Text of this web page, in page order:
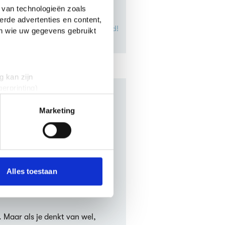
technologieën zoals
advertenties en content,
wie uw gegevens gebruikt
kan zijn
te bieden en om ons
die je aan ze hebt
Marketing
Alles toestaan
Zeker Weten Goed!
Wat zijn de literaire thema’s in Gijp?
Voetbal.
Maar als je denkt van wel,